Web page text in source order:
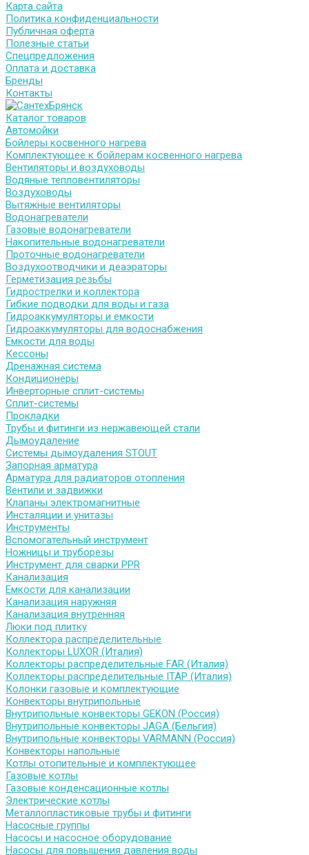
Карта сайта
Политика конфиденциальности
Публичная оферта
Полезные статьи
Спецпредложения
Оплата и доставка
Бренды
Контакты
Каталог товаров
Автомойки
Бойлеры косвенного нагрева
Комплектующее к бойлерам косвенного нагрева
Вентиляторы и воздуховоды
Водяные тепловентиляторы
Воздуховоды
Вытяжные вентиляторы
Водонагреватели
Газовые водонагреватели
Накопительные водонагреватели
Проточные водонагреватели
Воздухоотводчики и деаэраторы
Герметизация резьбы
Гидрострелки и коллектора
Гибкие подводки для воды и газа
Гидроаккумуляторы и емкости
Гидроаккумуляторы для водоснабжения
Емкости для воды
Кессоны
Дренажная система
Кондиционеры
Инверторные сплит-системы
Сплит-системы
Прокладки
Трубы и фитинги из нержавеющей стали
Дымоудаление
Системы дымоудаления STOUT
Запорная арматура
Арматура для радиаторов отопления
Вентили и задвижки
Клапаны электромагнитные
Инсталяции и унитазы
Инструменты
Вспомогательный инструмент
Ножницы и труборезы
Инструмент для сварки PPR
Канализация
Емкости для канализации
Канализация наружняя
Канализация внутренняя
Люки под плитку
Коллектора распределительные
Коллекторы LUXOR (Италия)
Коллекторы распределительные FAR (Италия)
Коллекторы распределительные ITAP (Италия)
Колонки газовые и комплектующие
Конвекторы внутрипольные
Внутрипольные конвекторы GEKON (Россия)
Внутрипольные конвекторы JAGA (Бельгия)
Внутрипольные конвекторы VARMANN (Россия)
Конвекторы напольные
Котлы отопительные и комплектующее
Газовые котлы
Газовые конденсационные котлы
Электрические котлы
Металлопластиковые трубы и фитинги
Насосные группы
Насосы и насосное оборудование
Насосы для повышения давления воды